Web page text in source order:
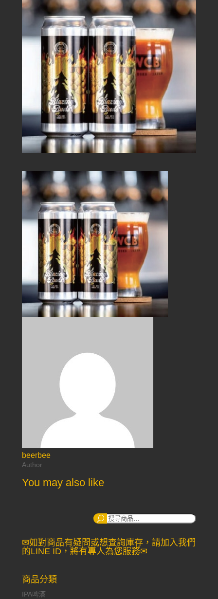
beerbee
Author
You may also like
搜
✉如對商品有疑問或想查詢庫存，請加入我們
的LINE ID，將有專人為您服務✉
商品分類
IPA啤酒